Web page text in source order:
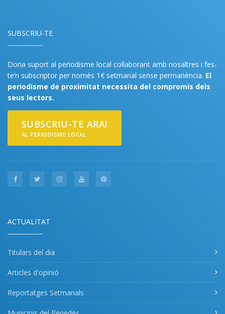
SUBSCRIU-TE
Dona suport al periodisme local col·laborant amb nosaltres i fes-
te’n subscriptor per només 1€ setmanal sense permanència. El
periodisme de proximitat necessita del compromís dels
seus lectors.
SUBSCRIU-TE ARA!
AL PERIODISME LOCAL
ACTUALITAT
Titulars del dia
Articles d'opinió
Reportatges Setmanals